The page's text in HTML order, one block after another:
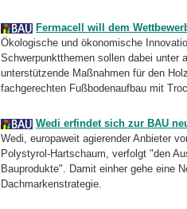
Fermacell will dem
Ökologische und ökonomische
Schwerpunktthemen sollen dabei unter
unterstützende Maßnahmen für den
fachgerechten Fußbodenaufbau mit
Wedi erfindet sich zur BAU
Wedi, europaweit agierender Anbieter
Polystyrol-Hartschaum, verfolgt "den
Bauprodukte". Damit einher gehe eine
Dachmarkenstrategie.